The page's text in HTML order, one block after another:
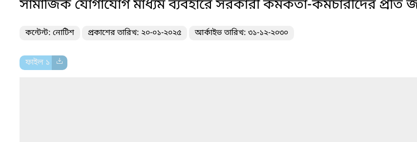
সামাজিক যোগাযোগ মাধ্যম ব্যবহারে সরকারী কর্মকর্তা-কর্মচারীদের প্রতি
কন্টেন্ট: নোটিশ প্রকাশের তারিখ: ২০-০১-২০২৫ আর্কাইভ তারিখ: ৩১-১২-২০৩০
ফাইল ১